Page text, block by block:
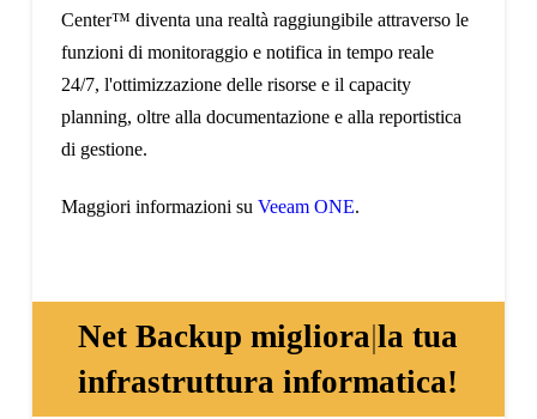
Center™ diventa una realtà raggiungibile attraverso le
funzioni di monitoraggio e notifica in tempo reale
24/7, l'ottimizzazione delle risorse e il capacity
planning, oltre alla documentazione e alla reportistica
di gestione.
Maggiori informazioni su Veeam ONE.
Net Backupmigliora|la tua
infrastruttura informatica!